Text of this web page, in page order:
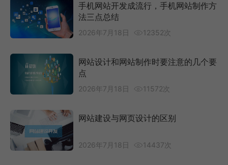
手机网站开发成流行，手机网站制作方
法三点总结
2026年7月18日 12352次
网站设计和网站制作时要注意的几个要
点
2026年7月18日 11572次
网站建设与网页设计的区别
2026年7月18日 14437次